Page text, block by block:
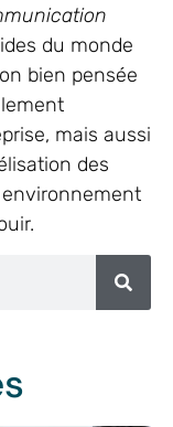
du monde
bien pensée
mais aussi
des